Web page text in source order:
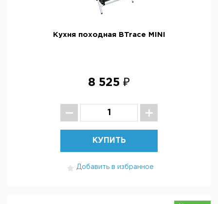
Кухня походная BTrace MINI
8 525 ₽
КУПИТЬ
Добавить в избранное